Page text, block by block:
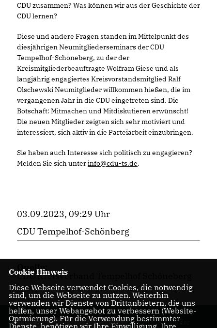
CDU zusammen? Was können wir aus der Geschichte der
CDU lernen?
Diese und andere Fragen standen im Mittelpunkt des
diesjährigen Neumitgliederseminars der CDU
Tempelhof-Schöneberg, zu der der
Kreismitgliederbeauftragte Wolfram Giese und als
langjährig engagiertes Kreisvorstandsmitglied Ralf
Olschewski Neumitglieder willkommen hießen, die im
vergangenen Jahr in die CDU eingetreten sind. Die
Botschaft: Mitmachen und Mitdiskutieren erwünscht!
Die neuen Mitglieder zeigten sich sehr motiviert und
interessiert, sich aktiv in die Parteiarbeit einzubringen.
Sie haben auch Interesse sich politisch zu engagieren?
Melden Sie sich unterinfo@cdu-ts.de.
03.09.2023, 09:29 Uhr
CDU Tempelhof-Schönberg
Quelle:
CDU Kreisverband Tempelhof Schöneberg
Internetseite der
Cookie Hinweis
Diese Webseite verwendet Cookies, die notwendig
sind, um die Webseite zu nutzen. Weiterhin
verwenden wir Dienste von Drittanbietern, die uns
helfen, unser Webangebot zu verbessern (Website-
Optmierung). Für die Verwendung bestimmter
Dienste, benötigen wir Ihre Einwilligung. Ihre